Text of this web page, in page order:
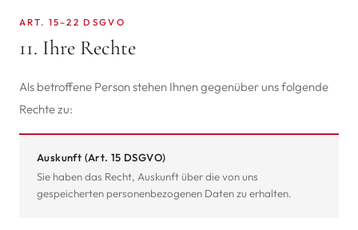
ART. 15–22 DSGVO
11. Ihre Rechte
Als betroffene Person stehen Ihnen gegenüber uns folgende
Rechte zu:
Auskunft (Art. 15 DSGVO)
Sie haben das Recht, Auskunft über die von uns
gespeicherten personenbezogenen Daten zu erhalten.